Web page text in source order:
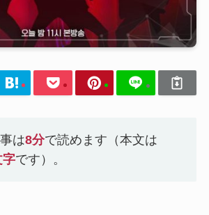
は8分で読めます（本文は
字です）。